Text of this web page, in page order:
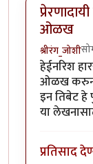
ओळख
श्रीरंग_जोशी
हेईनरिश
ओळख करुन
इन तिबेट हे
या
प्रतिसाद